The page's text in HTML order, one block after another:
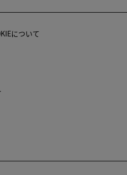
について